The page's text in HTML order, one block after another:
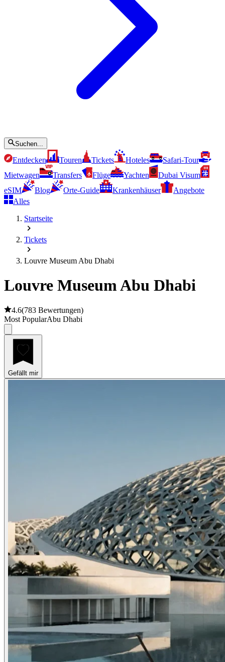
Suchen...
Entdecken Touren Tickets Hoteles
Safari-Tour
Mietwagen
Transfers Flüge Yachten
Dubai Visum
eSIM
Blog Orte-Guide Krankenhäuser
Angebote
Alles
Startseite
Tickets
Louvre Museum Abu Dhabi
Louvre Museum Abu Dhabi
4.6(783 Bewertungen)
Most PopularAbu Dhabi
Gefällt mir